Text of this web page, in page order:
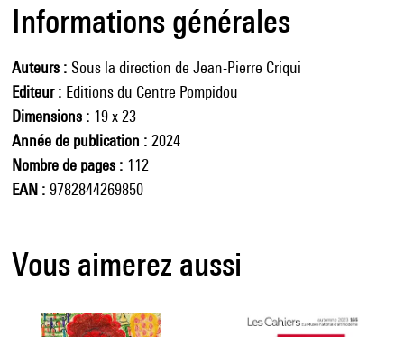
Informations générales
Auteurs
Sous la direction de Jean-Pierre Criqui
Editeur
Editions du Centre Pompidou
Dimensions
19 x 23
Année de publication
2024
Nombre de pages
112
EAN
9782844269850
Vous aimerez aussi